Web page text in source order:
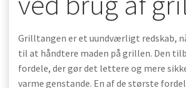
Grilltangen er et uundværligt redskab,
til at håndtere maden på grillen. Den
fordele, der gør det lettere og mere
varme genstande. En af de største